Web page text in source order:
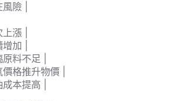
險 |
漲 |
加 |
料不足 |
格推升物價 |
本提高 |